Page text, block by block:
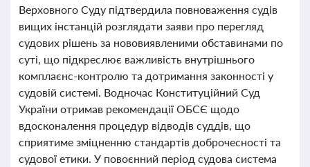
Верховного Суду підтвердила повноваження судів
вищих інстанцій розглядати заяви про перегляд
судових рішень за нововиявленими обставинами по
суті, що підкреслює важливість внутрішнього
комплаєнс-контролю та дотримання законності у
судовій системі. Водночас Конституційний Суд
України отримав рекомендації ОБСЄ щодо
вдосконалення процедур відводів суддів, що
сприятиме зміцненню стандартів доброчесності та
судової етики. У повоєнний період судова система